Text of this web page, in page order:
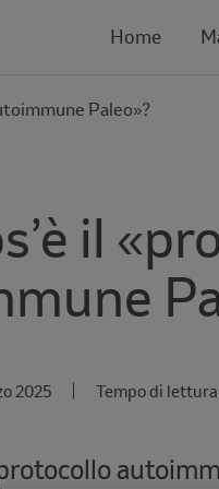
Home
Paleo»?
il
2025 Tempo di